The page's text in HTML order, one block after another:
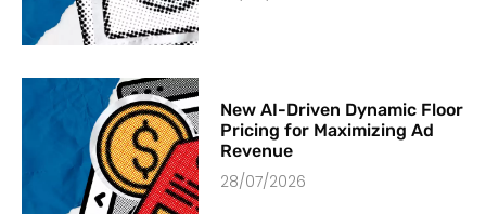
New AI-Driven Dynamic Floor
Pricing for Maximizing Ad
Revenue
28/07/2026